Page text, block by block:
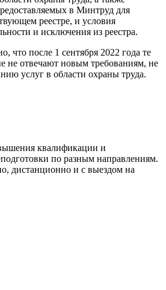
в Минтруд для
реестре, и условия
и исключения из реестра.
что после 1 сентября 2022 года те
не отвечают новым требованиям, не
услуг в области охраны труда.
квалификации и
по разным направлениям.
дистанционно и с выездом на